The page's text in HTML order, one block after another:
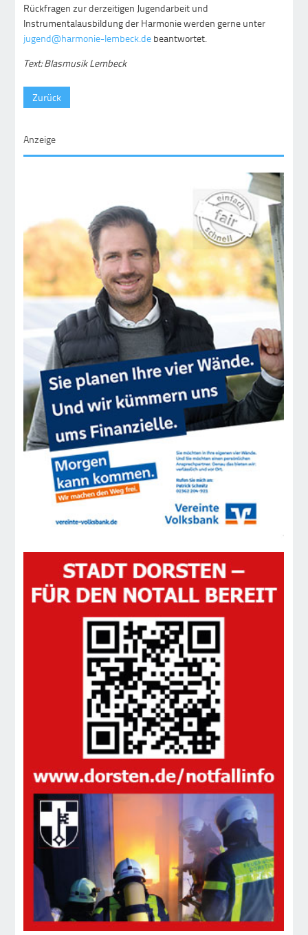
Rückfragen zur derzeitigen Jugendarbeit und
Instrumentalausbildung der Harmonie werden gerne unter
jugend@harmonie-lembeck.de beantwortet.
Text: Blasmusik Lembeck
Zurück
Anzeige